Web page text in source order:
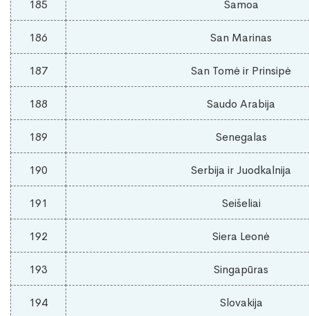
185 Samoa
186 San Marinas
187 San Tomė ir Prinsipė
188 Saudo Arabija
189 Senegalas
190 Serbija ir Juodkalnija
191 Seišeliai
192 Siera Leonė
193 Singapūras
194 Slovakija